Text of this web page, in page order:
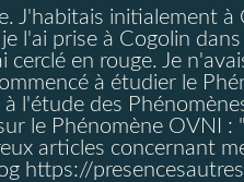
J'habitais initialement
l'ai prise à Cogolin
en rouge. Je
à étudier le
l'étude des
le Phénomène OVNI :
articles concernant
https://